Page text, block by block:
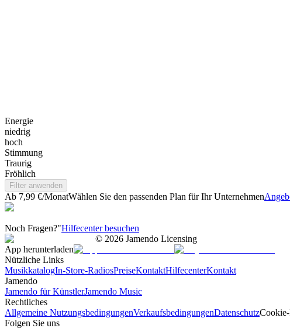
Energie
niedrig
hoch
Stimmung
Traurig
Fröhlich
Filter anwenden
Ab 7,99 €/MonatWählen Sie den passenden Plan für Ihr Unternehmen
Noch Fragen?"Hilfecenter besuchen
© 2026 Jamendo Licensing
App herunterladen
Nützliche Links
MusikkatalogIn-Store-RadiosPreiseKontaktHilfecenterKontakt
Jamendo
Jamendo für KünstlerJamendo Music
Rechtliches
Allgemeine NutzungsbedingungenVerkaufsbedingungenDatenschutz
Folgen Sie uns